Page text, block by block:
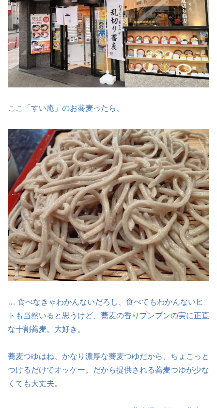
ここ「すい庵」のお蕎麦ったら、
… 食べなきゃわかんないだろし、食べてもわかんないヒ
トも当然いると思うけど、蕎麦の香りプンプンの実に正直
な十割蕎麦。大好き。
蕎麦つゆはね、かなり濃厚な蕎麦つゆだから、ちょこっと
つけるだけでオッケー。だから提供される蕎麦つゆが少な
くても大丈夫。